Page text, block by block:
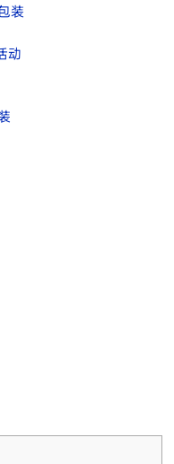
装
动